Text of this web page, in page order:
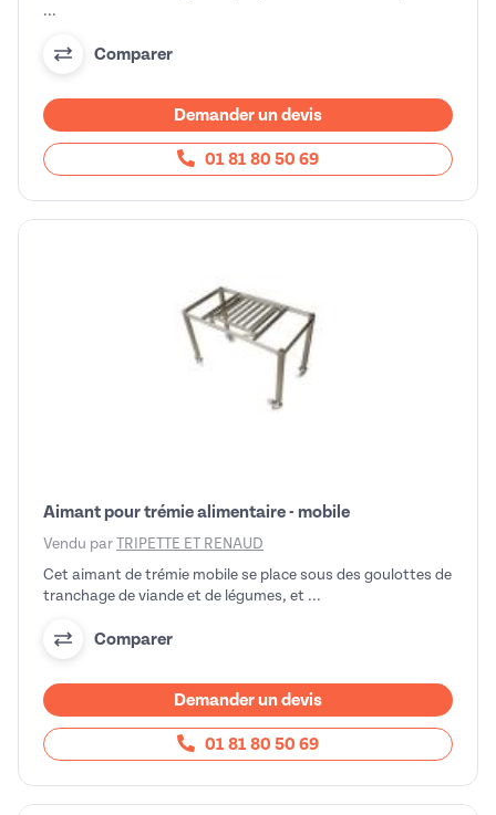
...
Comparer
Demander un devis
01 81 80 50 69
Aimant pour trémie alimentaire - mobile
Vendu par TRIPETTE ET RENAUD
Cet aimant de trémie mobile se place sous des goulottes de
tranchage de viande et de légumes, et ...
Comparer
Demander un devis
01 81 80 50 69